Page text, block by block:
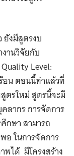
ยังมีสูตรงบ
านวิจัยกับ
Level:
รียน ตอนนี้ทำแล้วที่
ตรใหม่ สูตรนี้จะมี
ลากร การจัดการ
กษา สามารถ
อ ในการจัดการ
พได้ มีโครงสร้าง